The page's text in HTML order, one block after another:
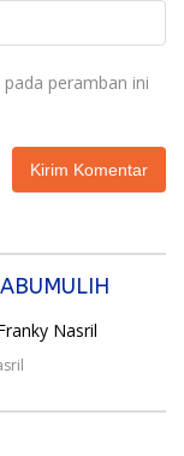
peramban ini